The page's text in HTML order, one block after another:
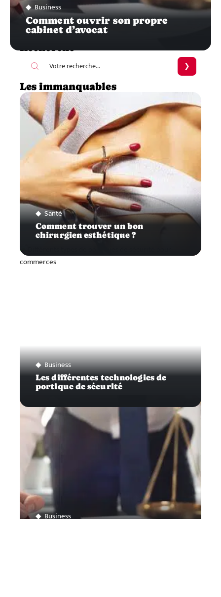
Business
Comment ouvrir son propre
cabinet d’avocat
Les immanquables
Santé
Comment trouver un bon
chirurgien esthétique ?
Business
Les différentes technologies de
portique de sécurité
Business